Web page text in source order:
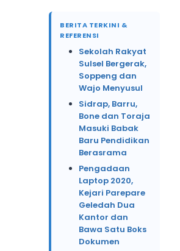
BERITA TERKINI &
REFERENSI
Sekolah Rakyat
Sulsel Bergerak,
Soppeng dan
Wajo Menyusul
Sidrap, Barru,
Bone dan Toraja
Masuki Babak
Baru Pendidikan
Berasrama
Pengadaan
Laptop 2020,
Kejari Parepare
Geledah Dua
Kantor dan
Bawa Satu Boks
Dokumen